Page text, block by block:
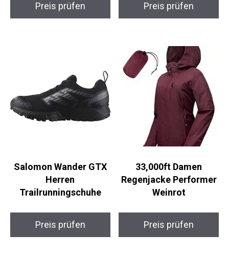
Preis prüfen Preis prüfen
Salomon Wander GTX
Herren
Trailrunningschuhe
Preis prüfen
33,000ft Damen
Regenjacke Performer
Weinrot
Preis prüfen